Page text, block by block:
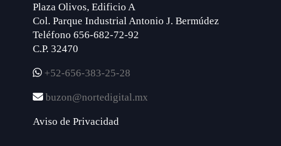
Plaza Olivos, Edificio A
Col. Parque Industrial Antonio J. Bermúdez
Teléfono 656-682-72-92
C.P. 32470
+52-656-383-25-28
buzon@nortedigital.mx
Aviso de Privacidad